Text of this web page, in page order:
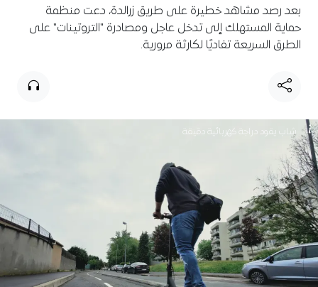
بعد رصد مشاهد خطيرة على طريق زرالدة، دعت منظمة
حماية المستهلك إلى تدخل عاجل ومصادرة "التروتينات" على
الطرق السريعة تفاديًا لكارثة مرورية.
شاب يقود دراجة كهربائية دقيقة